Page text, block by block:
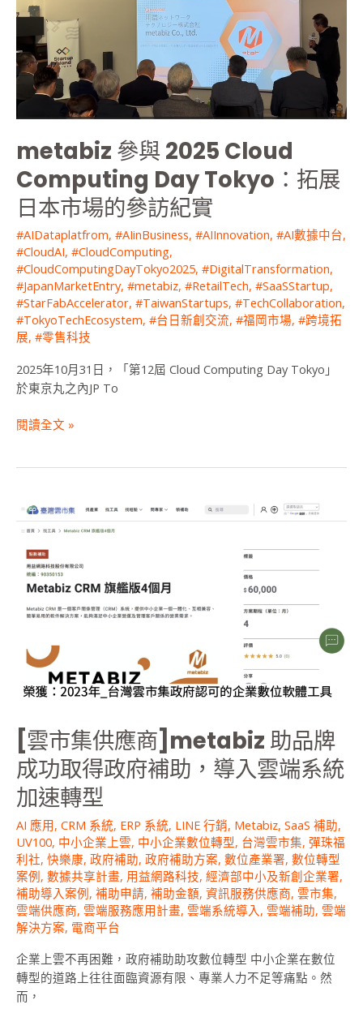
metabiz 參與 2025 Cloud
Computing Day Tokyo：拓展
日本市場的參訪紀實
#AIDataplatfrom, #AIinBusiness, #AIInnovation, #AI數據中台,
#CloudAI, #CloudComputing,
#CloudComputingDayTokyo2025, #DigitalTransformation,
#JapanMarketEntry, #metabiz, #RetailTech, #SaaSStartup,
#StarFabAccelerator, #TaiwanStartups, #TechCollaboration,
#TokyoTechEcosystem, #台日新創交流, #福岡市場, #跨境拓
展, #零售科技
2025年10月31日，「第12屆 Cloud Computing Day Tokyo」
於東京丸之內JP To
與
Cloud
Computing
Day
Tokyo：
拓
日
本
市
場
的
參
訪
紀
實
閱讀全文 »
[雲市集供應商]metabiz 助品牌
成功取得政府補助，導入雲端系統
加速轉型
AI 應用, CRM 系統, ERP 系統, LINE 行銷, Metabiz, SaaS 補助,
UV100, 中小企業上雲, 中小企業數位轉型, 台灣雲市集, 彈珠福
利社, 快樂康, 政府補助, 政府補助方案, 數位產業署, 數位轉型
案例, 數據共享計畫, 用益網路科技, 經濟部中小及新創企業署,
補助導入案例, 補助申請, 補助金額, 資訊服務供應商, 雲市集,
雲端供應商, 雲端服務應用計畫, 雲端系統導入 , 雲端補助, 雲端
解決方案, 電商平台
企業上雲不再困難，政府補助助攻數位轉型 中小企業在數位
轉型的道路上往往面臨資源有限、專業人力不足等痛點。然
而，
[雲
市
供
應
助
牌
功
得
政
府
補
助，
導
入
雲
端
系
統
加
速
轉
型